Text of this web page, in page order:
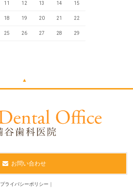
11 12 13 14 15
18 19 20 21 22
25 26 27 28 29
▲
お問い合わせ
プライバシーポリシー